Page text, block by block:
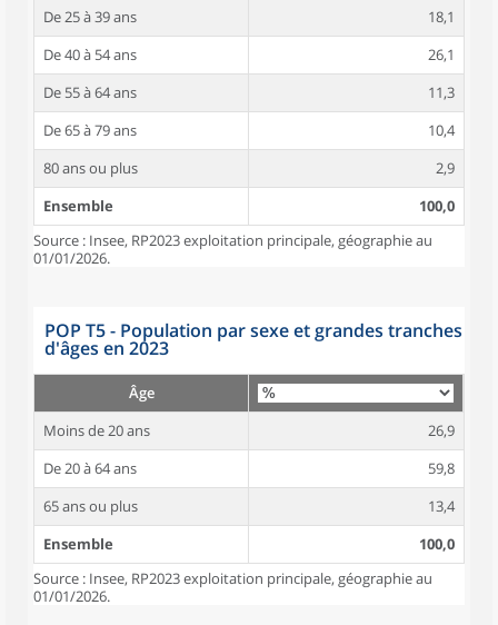
De 25 à 39 ans
18,1
De 40 à 54 ans
26,1
De 55 à 64 ans
11,3
De 65 à 79 ans
10,4
80 ans ou plus
2,9
Ensemble
100,0
Source : Insee, RP2023 exploitation principale, géographie au
01/01/2026.
POP T5 - Population par sexe et grandes tranches
d'âges en 2023
Âge
Moins de 20 ans
26,9
De 20 à 64 ans
59,8
65 ans ou plus
13,4
Ensemble
100,0
Source : Insee, RP2023 exploitation principale, géographie au
01/01/2026.